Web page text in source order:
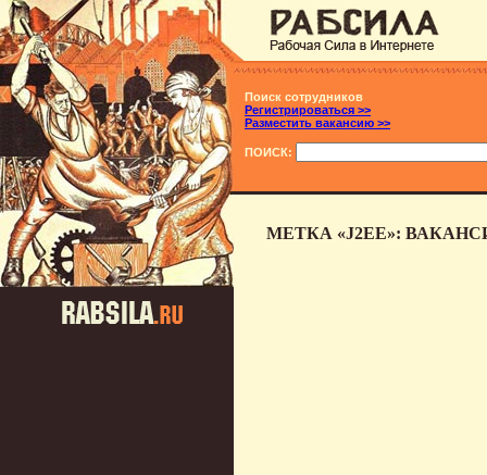
Поиск сотрудников
Регистрироваться >>
Разместить вакансию >>
ПОИСК:
МЕТКА «J2EE»: